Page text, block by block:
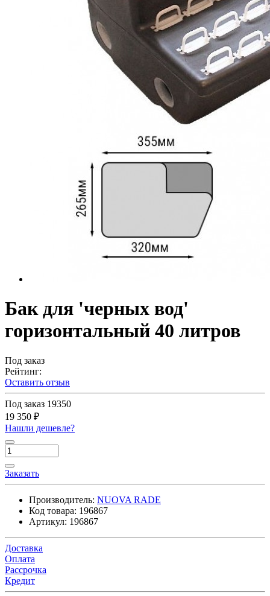
Бак для 'черных вод'
горизонтальный 40 литров
Под заказ
Рейтинг:
Оставить отзыв
Под заказ 19350
19 350 ₽
Нашли дешевле?
Заказать
Производитель: NUOVA RADE
Код товара: 196867
Артикул: 196867
Доставка
Оплата
Рассрочка
Кредит